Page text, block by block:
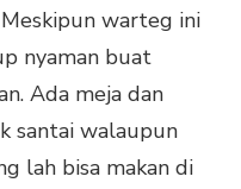
warteg ini
nyaman buat
Ada meja dan
santai walaupun
lah bisa makan di